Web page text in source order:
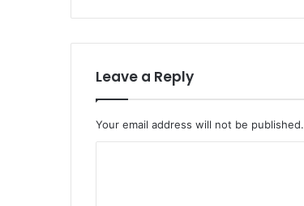
Leave a Reply
Your email address will not be published.